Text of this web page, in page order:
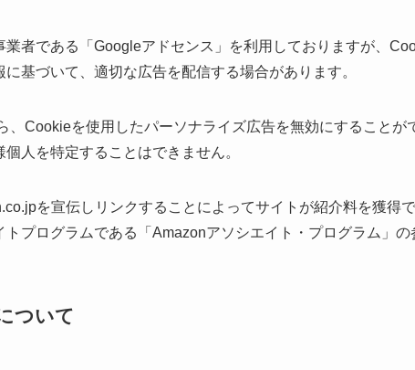
者である「Googleアドセンス」を利用しておりますが、
基づいて、適切な広告を配信する場合があります。
、Cookieを使用したパーソナライズ広告を無効にすることが
人を特定することはできません。
を宣伝しリンクすることによってサイトが紹介料を獲得
プログラムである「Amazonアソシエイト・プログラム」の
ついて